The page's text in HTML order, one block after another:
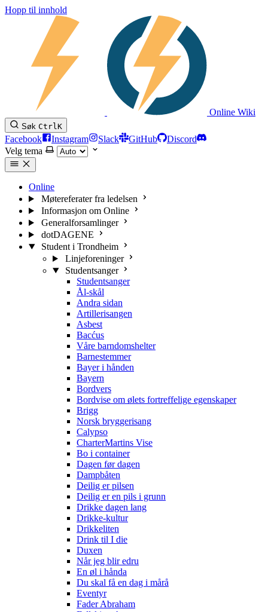
Hopp til innhold
Online Wiki
Søk CtrlK
Facebook Instagram Slack GitHub
Discord
Velg tema
Online
Møtereferater fra ledelsen
Informasjon om Online
Generalforsamlinger
dotDAGENE
Student i Trondheim
Linjeforeninger
Studentsanger
Studentsanger
Ål-skål
Andra sidan
Artillerisangen
Asbest
Bacćus
Våre barndomshelter
Barnestemmer
Bayer i hånden
Bayern
Bordvers
Bordvise om ølets fortreffelige egenskaper
Brigg
Norsk bryggerisang
Calypso
CharterMartins Vise
Bo i container
Dagen før dagen
Dampbåten
Deilig er pilsen
Deilig er en pils i grunn
Drikke dagen lang
Drikke-kultur
Drikkeliten
Drink til I die
Duxen
Når jeg blir edru
En øl i hånda
Du skal få en dag i mårå
Eventyr
Fader Abraham